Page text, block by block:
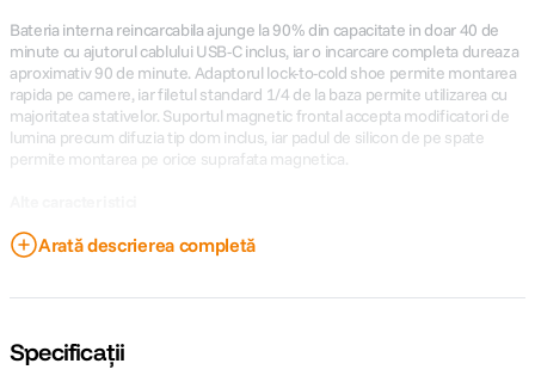
Bateria interna reincarcabila ajunge la 90% din capacitate in doar 40 de
minute cu ajutorul cablului USB-C inclus, iar o incarcare completa dureaza
aproximativ 90 de minute. Adaptorul lock-to-cold shoe permite montarea
rapida pe camere, iar filetul standard 1/4 de la baza permite utilizarea cu
majoritatea stativelor. Suportul magnetic frontal accepta modificatori de
lumina precum difuzia tip dom inclus, iar padul de silicon de pe spate
permite montarea pe orice suprafata magnetica.
Reglaj continuu si fin al intensitatii de la 0 la 100%
Doua moduri de functionare a ventilatorului: Silent si Smart, cu
Control local si wireless prin Bluetooth si aplicatia amaran
9 efecte de lumina preprogramate: paparazzi, artificii, fulger, bec
ars, TV, puls, stroboscop, explozie si flacara
Arată descrierea completă
Specificații